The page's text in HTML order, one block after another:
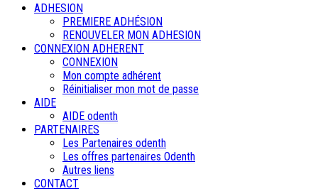
ADHESION
PREMIERE ADHÉSION
RENOUVELER MON ADHESION
CONNEXION ADHERENT
CONNEXION
Mon compte adhérent
Réinitialiser mon mot de passe
AIDE
AIDE odenth
PARTENAIRES
Les Partenaires odenth
Les offres partenaires Odenth
Autres liens
CONTACT